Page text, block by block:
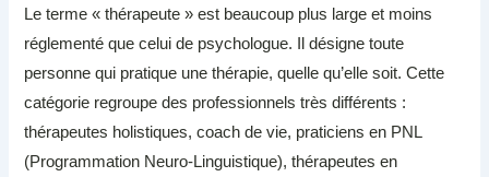
Le terme « thérapeute » est beaucoup plus large et moins
réglementé que celui de psychologue. Il désigne toute
personne qui pratique une thérapie, quelle qu’elle soit. Cette
catégorie regroupe des professionnels très différents :
thérapeutes holistiques, coach de vie, praticiens en PNL
(Programmation Neuro-Linguistique), thérapeutes en